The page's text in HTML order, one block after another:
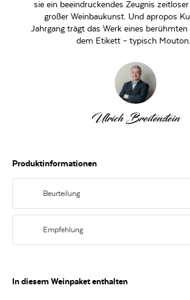
sie ein beeindruckendes Zeugnis
großer Weinbaukunst. Und apropos
Jahrgang trägt das Werk eines
dem Etikett – typisch
Ulrich Breitenstein
Produktinformationen
Beurteilung
Ikonische Bordeaux-Trilogie mit Tiefe, Struktur und
Reifepotenzial.Empfehlung
In diesem Weinpaket enthalten